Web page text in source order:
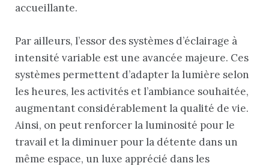
accueillante.
Par ailleurs, l’essor des systèmes d’éclairage à
intensité variable est une avancée majeure. Ces
systèmes permettent d’adapter la lumière selon
les heures, les activités et l’ambiance souhaitée,
augmentant considérablement la qualité de vie.
Ainsi, on peut renforcer la luminosité pour le
travail et la diminuer pour la détente dans un
même espace, un luxe apprécié dans les